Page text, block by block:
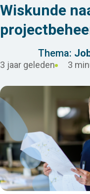
Wiskunde
Thema:
3 jaar geleden 3